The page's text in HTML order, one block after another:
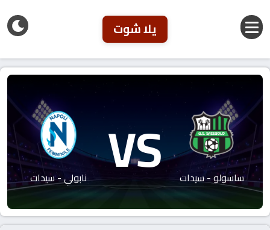
يلا شوت
ساسولو - سيدات VS نابولي - سيدات